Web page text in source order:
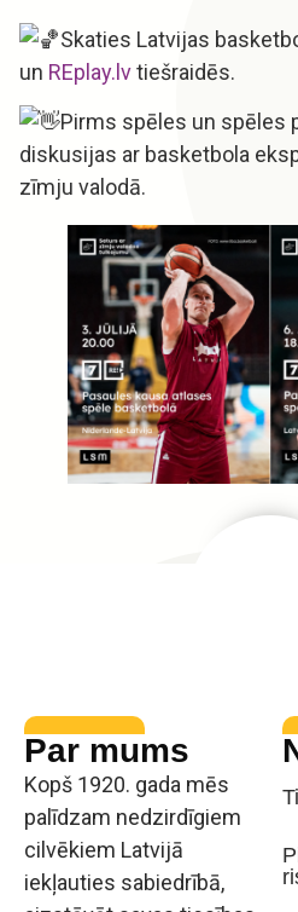
Skaties Latvijas
un REplay.lvtiešraidēs.
Pirms spēles un spēles
diskusijas ar basketbola
zīmju valodā.
Par mums
Kopš 1920. gada mēs
palīdzam nedzirdīgiem
cilvēkiem Latvijā
iekļauties sabiedrībā,